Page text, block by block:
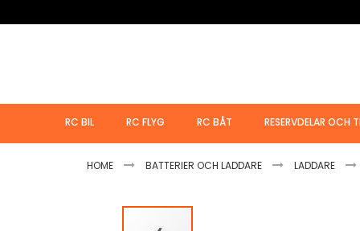
RC BIL RC FLYG RC BÅT RESERVDELAR OCH
HOME BATTERIER OCH LADDARE LADDARE
Hoppa